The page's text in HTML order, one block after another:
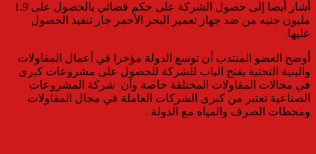
أشار أيضا إلى حصول الشركة على حكم قضائي بالحصول على 1.9
مليون جنيه من ضد جهاز تعمير البحر الأحمر جار تنفيذ الحصول
عليها.
أوضح العضو المنتدب أن توسع الدولة مؤخرا في أعمال المقاولات
والبنية التحتية يفتح الباب للشركة للحصول على مشروعات كبرى
في مجالات المقاولات المختلفة خاصة وأن شركة المشروعات
الصناعية تعتبر من كبرى الشركات العاملة في مجال المقاولات
ومحطات الصرف والمياه مع الدولة .